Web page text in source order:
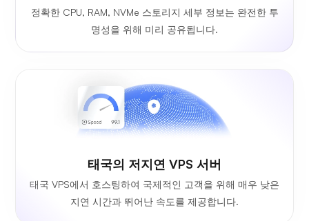
정확한 CPU, RAM, NVMe 스토리지 세부 정보는 완전한 투
명성을 위해 미리 공유됩니다.
태국의 저지연 VPS 서버
태국 VPS에서 호스팅하여 국제적인 고객을 위해 매우 낮은
지연 시간과 뛰어난 속도를 제공합니다.